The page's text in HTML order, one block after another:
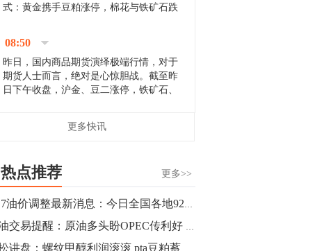
式：黄金携手豆粕涨停，棉花与铁矿石跌
场来看，汇率波动...
08:50
昨日，国内商品期货演绎极端行情，对于
期货人士而言，绝对是心惊胆战。截至昨
日下午收盘，沪金、豆二涨停，铁矿石、
[imgnobrwh] src=...
跌幅达6%，报689.5元/吨，刷新近两个月
低位。
更多快讯
更多>>
热点推荐
12.7油价调整最新消息：今日全国各地92号汽油价格查询一览
原油交易提醒：原油多头盼OPEC传利好 俄罗斯表态料定油价生死
青松讲盘：螺纹甲醇利润滚滚 pta豆粕蓄势待发